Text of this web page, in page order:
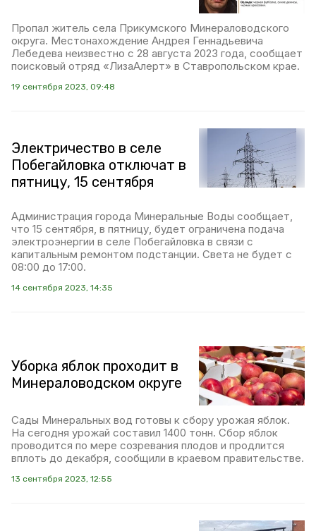
Пропал житель села Прикумского Минераловодского
округа. Местонахождение Андрея Геннадьевича
Лебедева неизвестно с 28 августа 2023 года, сообщает
поисковый отряд «ЛизаАлерт» в Ставропольском крае.
19 сентября 2023, 09:48
Электричество в селе
Побегайловка отключат в
пятницу, 15 сентября
Администрация города Минеральные Воды сообщает,
что 15 сентября, в пятницу, будет ограничена подача
электроэнергии в селе Побегайловка в связи с
капитальным ремонтом подстанции. Света не будет с
08:00 до 17:00.
14 сентября 2023, 14:35
Уборка яблок проходит в
Минераловодском округе
Сады Минеральных вод готовы к сбору урожая яблок.
На сегодня урожай составил 1400 тонн. Сбор яблок
проводится по мере созревания плодов и продлится
вплоть до декабря, сообщили в краевом правительстве.
13 сентября 2023, 12:55